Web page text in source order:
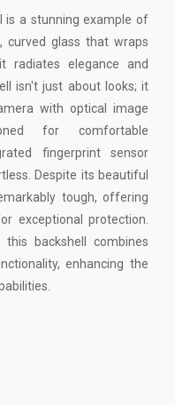
is a stunning example of
curved glass that wraps
elegance and
isn't just about looks; it
with optical image
for comfortable
fingerprint sensor
Despite its beautiful
tough, offering
exceptional protection.
backshell combines
enhancing the